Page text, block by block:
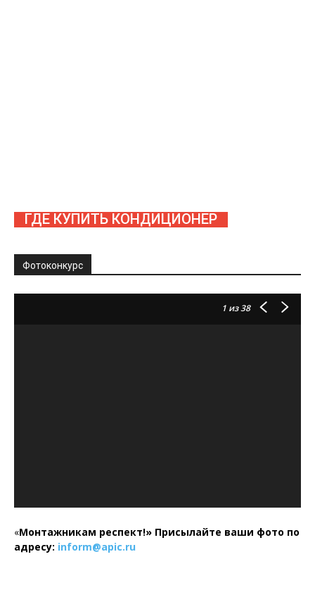
ГДЕ КУПИТЬ КОНДИЦИОНЕР
Фотоконкурс
1 из 38
«Монтажникам респект!» Присылайте ваши фото по
адресу: inform@apic.ru